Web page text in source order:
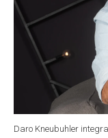
Daro Kneubuhler